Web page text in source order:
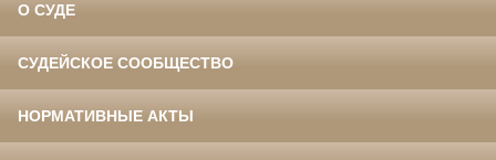
О СУДЕ
СУДЕЙСКОЕ СООБЩЕСТВО
НОРМАТИВНЫЕ АКТЫ